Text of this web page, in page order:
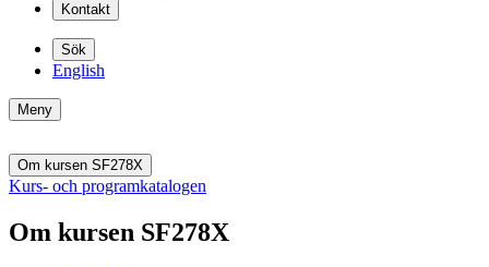
Kontakt
Sök
English
Meny
Om kursen SF278X
Kurs- och programkatalogen
Om kursen SF278X